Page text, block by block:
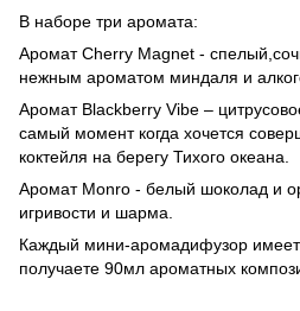
В наборе три аромата:
Аромат Cherry Magnet -
нежным ароматом миндаля и
Аромат Blackberry Vibe –
самый момент когда хочется
коктейля на берегу Тихого океана.
Аромат Monro - белый шоколад и
игривости и шарма.
Каждый мини-аромадифузор
получаете 90мл ароматных